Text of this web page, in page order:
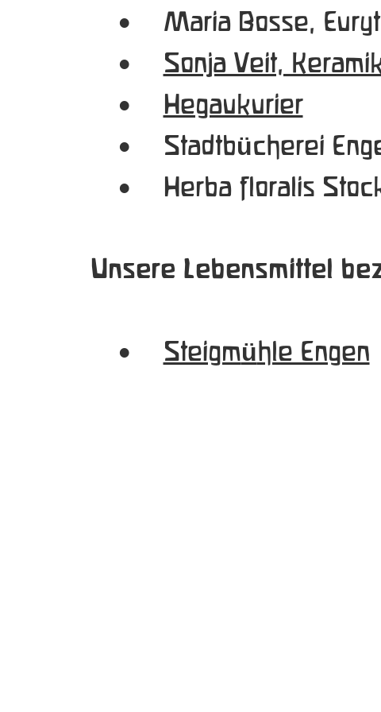
• Maria Bosse,
• Sonja Veit,
• Hegaukurier
• Stadtbücherei
• Herba floralis
Unsere Lebensmittel
• Steigmühle Engen